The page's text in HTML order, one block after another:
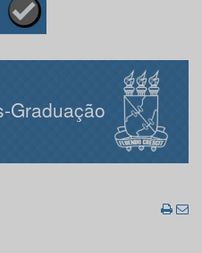
Graduação